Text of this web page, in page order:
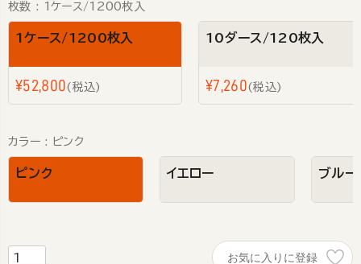
枚数 1ケース/1200枚入
1ケース/1200枚入
¥52,800 税込
10ダース/120枚入
¥7,260 税込
カラー ピンク
ピンク イエロー ブルー
お気に入りに登録